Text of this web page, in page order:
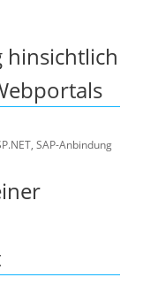
hinsichtlich
SAP-Anbindung